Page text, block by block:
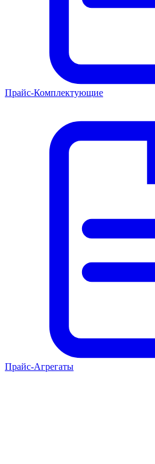
Прайс-Комплектующие
Прайс-Агрегаты